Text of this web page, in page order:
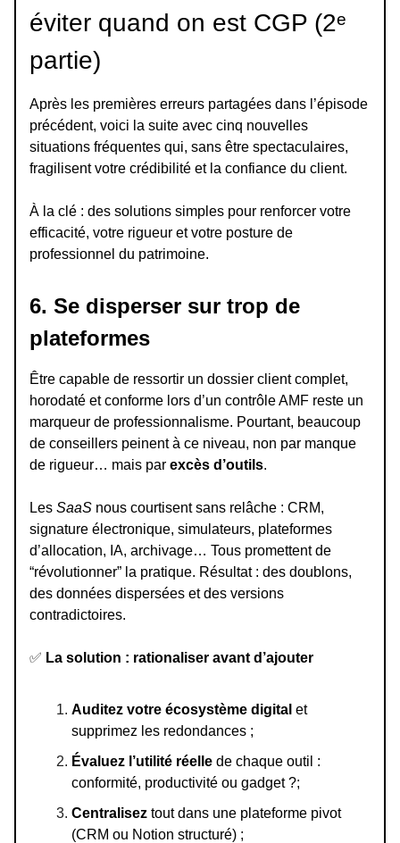
éviter quand on est CGP (2ᵉ
partie)
Après les premières erreurs partagées dans l’épisode
précédent, voici la suite avec cinq nouvelles
situations fréquentes qui, sans être spectaculaires,
fragilisent votre crédibilité et la confiance du client.
À la clé : des solutions simples pour renforcer votre
efficacité, votre rigueur et votre posture de
professionnel du patrimoine.
6. Se disperser sur trop de
plateformes
Être capable de ressortir un dossier client complet,
horodaté et conforme lors d’un contrôle AMF reste un
marqueur de professionnalisme. Pourtant, beaucoup
de conseillers peinent à ce niveau, non par manque
de rigueur… mais par excès d’outils.
Les SaaS nous courtisent sans relâche : CRM,
signature électronique, simulateurs, plateformes
d’allocation, IA, archivage… Tous promettent de
“révolutionner” la pratique. Résultat : des doublons,
des données dispersées et des versions
contradictoires.
✅ La solution : rationaliser avant d’ajouter
Auditez votre écosystème digital et
supprimez les redondances ;
Évaluez l’utilité réelle de chaque outil :
conformité, productivité ou gadget ?;
Centralisez tout dans une plateforme pivot
(CRM ou Notion structuré) ;